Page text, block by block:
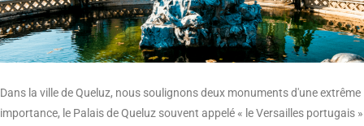
Dans la ville de Queluz, nous soulignons deux monuments d'une extrême
importance, le Palaisde Queluz souvent appelé « le Versailles portugais »